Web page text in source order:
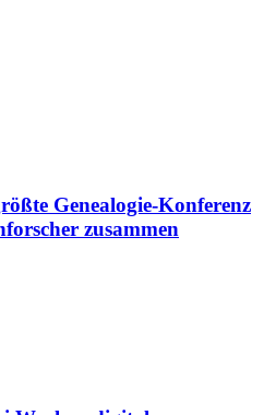
Genealogie-Konferenz
zusammen